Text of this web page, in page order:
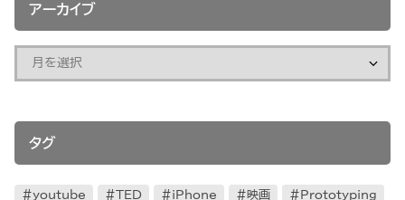
アーカイブ
タグ
youtube TED iPhone 映画 Prototyping